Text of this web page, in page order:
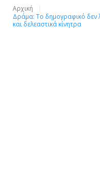
Αρχική
Δράμα: Το δημογραφικό δεν
και δελεαστικά κίνητρα